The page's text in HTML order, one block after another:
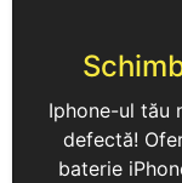
Iphone-ul tău
defectă!
baterie